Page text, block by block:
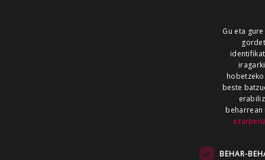
ALEA
Gu eta
hobetzeko.
beste
BEHAR-